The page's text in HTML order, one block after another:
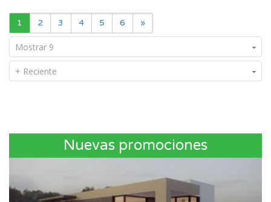
1 2 3 4 5 6 »
Mostrar 9
+ Reciente
Nuevas promociones